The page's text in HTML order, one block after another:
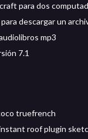
para dos
descargar un
mp3
7.1
truefrench
roof plugin